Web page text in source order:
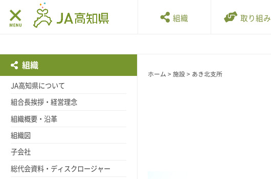
組織 取り組み
ホーム > 施設> あき北支所
組織
JA高知県について
組合長挨拶・経営理念
組織概要・沿革
組織図
子会社
総代会資料・ディスクロージャー